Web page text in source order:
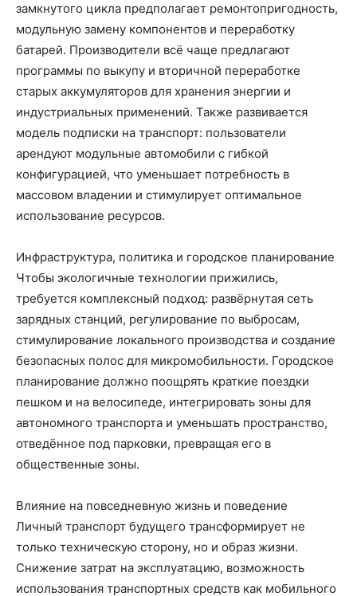
замкнутого цикла предполагает ремонтопригодность,
модульную замену компонентов и переработку
батарей. Производители всё чаще предлагают
программы по выкупу и вторичной переработке
старых аккумуляторов для хранения энергии и
индустриальных применений. Также развивается
модель подписки на транспорт: пользователи
арендуют модульные автомобили с гибкой
конфигурацией, что уменьшает потребность в
массовом владении и стимулирует оптимальное
использование ресурсов.
Инфраструктура, политика и городское планирование
Чтобы экологичные технологии прижились,
требуется комплексный подход: развёрнутая сеть
зарядных станций, регулирование по выбросам,
стимулирование локального производства и создание
безопасных полос для микромобильности. Городское
планирование должно поощрять краткие поездки
пешком и на велосипеде, интегрировать зоны для
автономного транспорта и уменьшать пространство,
отведённое под парковки, превращая его в
общественные зоны.
Влияние на повседневную жизнь и поведение
Личный транспорт будущего трансформирует не
только техническую сторону, но и образ жизни.
Снижение затрат на эксплуатацию, возможность
использования транспортных средств как мобильного